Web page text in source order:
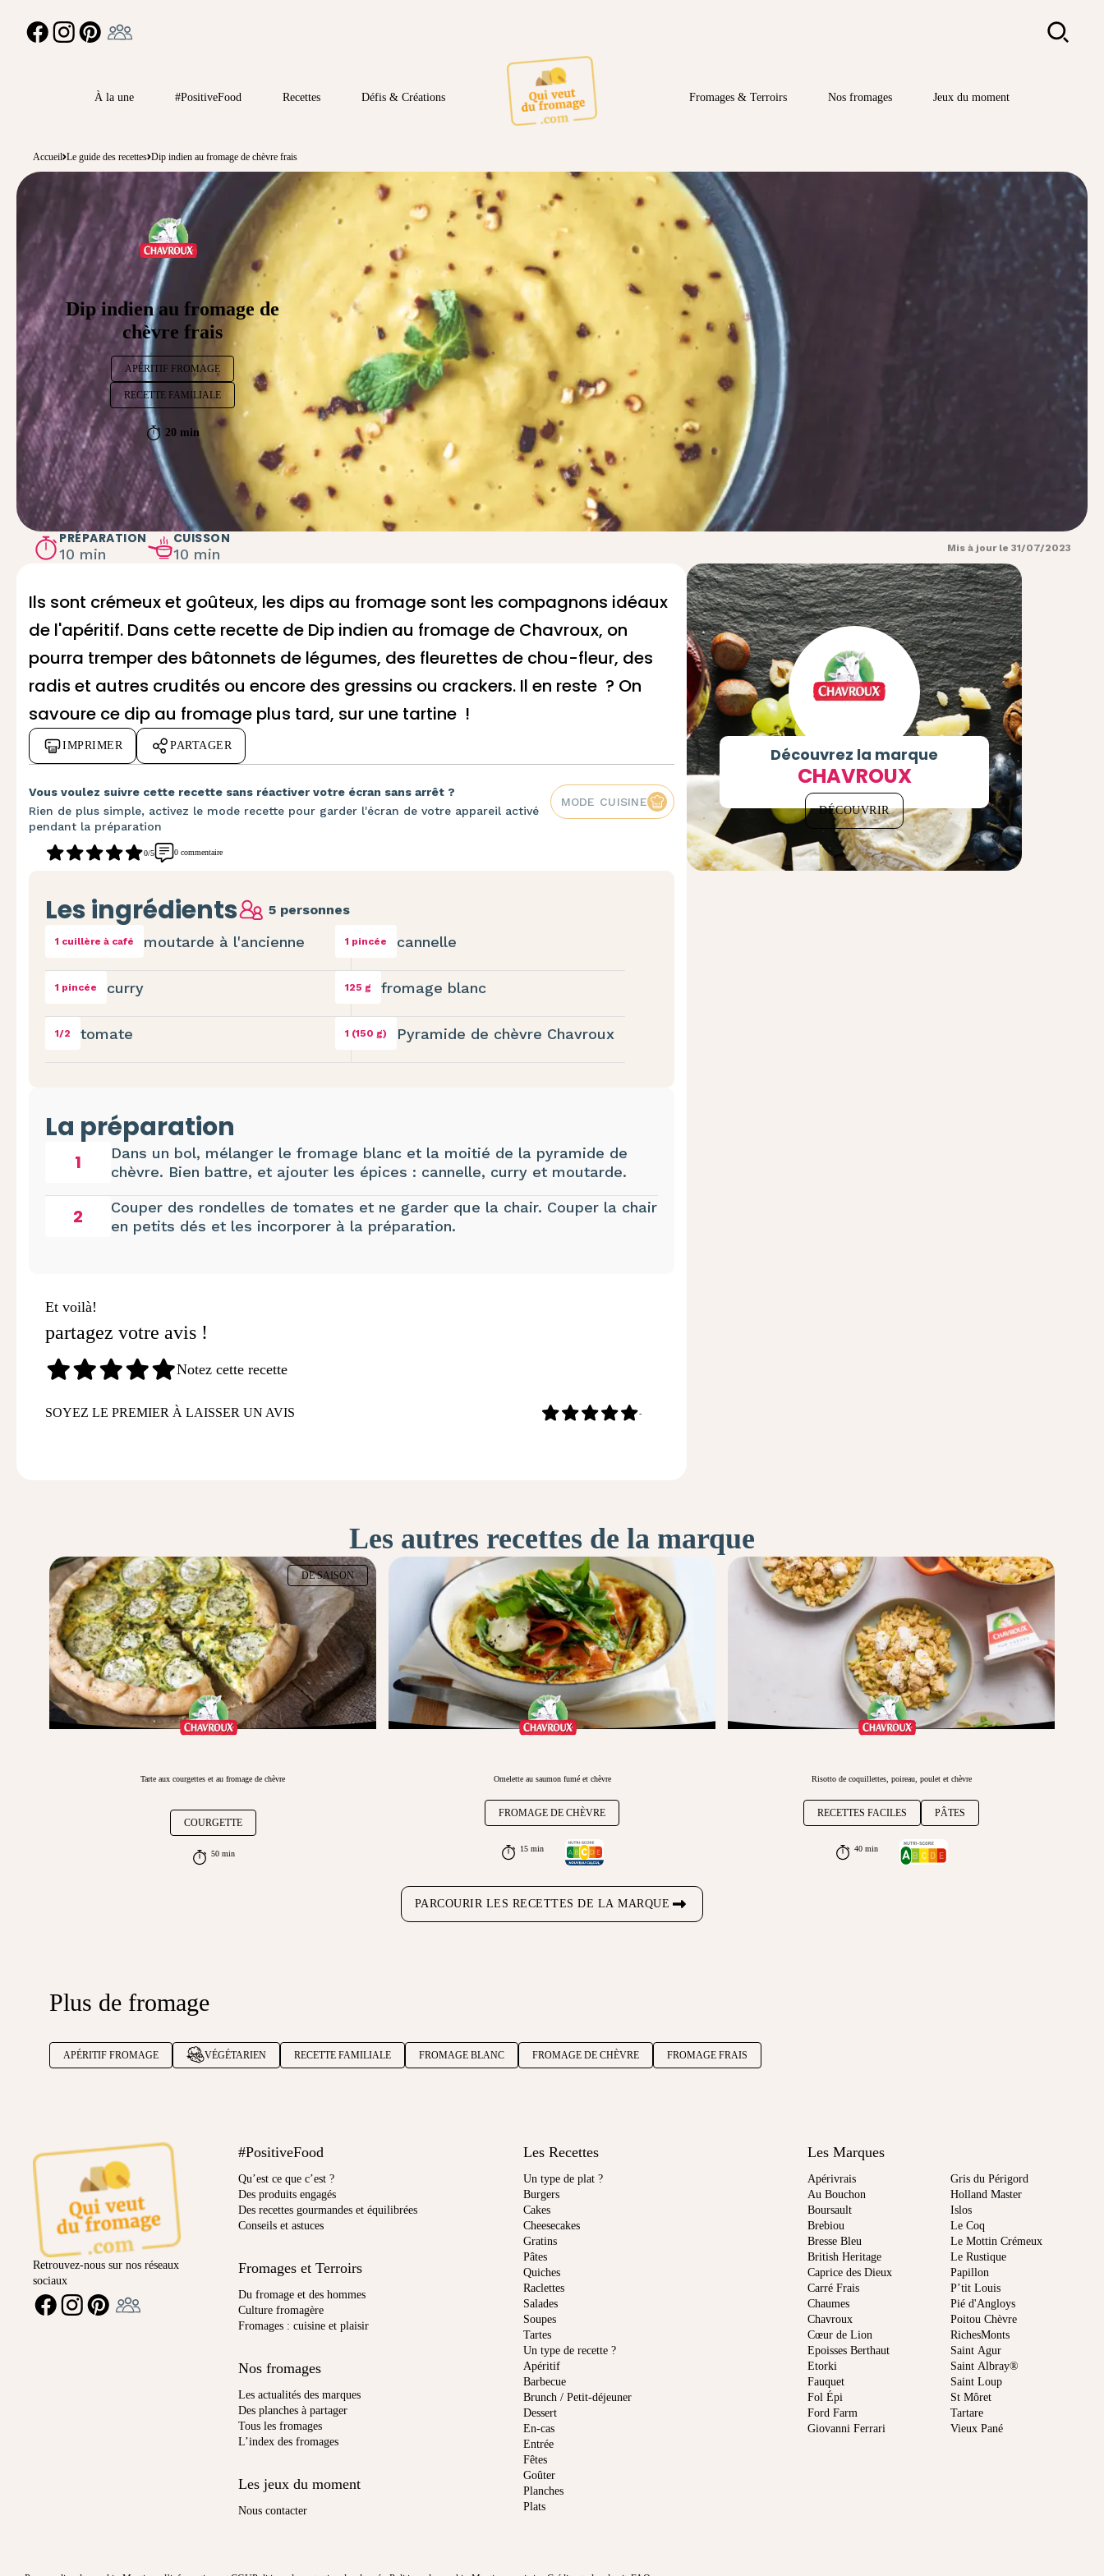
FACEBOOKINSTAGRAMPINTEREST Rechercher
À la une #PositiveFood Recettes Défis & Créations Fromages & Terroirs Nos fromages Jeux du moment
Accueil Le guide des recettes Dip indien au fromage de chèvre frais
Dip indien au fromage de
chèvre frais
APÉRITIF FROMAGE
RECETTE FAMILIALE
20 min
PRÉPARATION
10 min
CUISSON
10 min Mis à jour le 31/07/2023
Ils sont crémeux et goûteux, les dips au fromage sont les compagnons idéaux
de l'apéritif. Dans cette recette de Dip indien au fromage de Chavroux, on
pourra tremper des bâtonnets de légumes, des fleurettes de chou-fleur, des
radis et autres crudités ou encore des gressins ou crackers. Il en reste ? On
savoure ce dip au fromage plus tard, sur une tartine !
IMPRIMER PARTAGER
Vous voulez suivre cette recette sans réactiver votre écran sans arrêt ?
Rien de plus simple, activez le mode recette pour garder l'écran de votre appareil activé
pendant la préparation
MODE CUISINE
0/5 0 commentaire
Les ingrédients 5 personnes
1 cuillère à café moutarde à l'ancienne
1 pincée curry
1/2 tomate
1 pincée cannelle
125 g fromage blanc
1 (150 g) Pyramide de chèvre Chavroux
La préparation
1
Dans un bol, mélanger le fromage blanc et la moitié de la pyramide de
chèvre. Bien battre, et ajouter les épices : cannelle, curry et moutarde.
2
Couper des rondelles de tomates et ne garder que la chair. Couper la chair
en petits dés et les incorporer à la préparation.
Et voilà!
partagez votre avis !
Notez cette recette
SOYEZ LE PREMIER À LAISSER UN AVIS -
Découvrez la marque
CHAVROUX
DÉCOUVRIR
Les autres recettes de la marque
DE SAISON
Tarte aux courgettes et au fromage de chèvre
COURGETTE
50 min
Omelette au saumon fumé et chèvre
FROMAGE DE CHÈVRE
15 min
Risotto de coquillettes, poireau, poulet et chèvre
RECETTES FACILES PÂTES
40 min
PARCOURIR LES RECETTES DE LA MARQUE
Plus de fromage
APÉRITIF FROMAGE VÉGÉTARIEN RECETTE FAMILIALE FROMAGE BLANC FROMAGE DE CHÈVRE FROMAGE FRAIS
Retrouvez-nous sur nos réseaux
sociaux
FACEBOOKINSTAGRAMPINTEREST
#PositiveFood
Qu’est ce que c’est ?
Des produits engagés
Des recettes gourmandes et équilibrées
Conseils et astuces
Fromages et Terroirs
Du fromage et des hommes
Culture fromagère
Fromages : cuisine et plaisir
Nos fromages
Les actualités des marques
Des planches à partager
Tous les fromages
L’index des fromages
Les jeux du moment
Nous contacter
Les Recettes
Un type de plat ?
Burgers
Cakes
Cheesecakes
Gratins
Pâtes
Quiches
Raclettes
Salades
Soupes
Tartes
Un type de recette ?
Apéritif
Barbecue
Brunch / Petit-déjeuner
Dessert
En-cas
Entrée
Fêtes
Goûter
Planches
Plats
Les Marques
Apérivrais
Au Bouchon
Boursault
Brebiou
Bresse Bleu
British Heritage
Caprice des Dieux
Carré Frais
Chaumes
Chavroux
Cœur de Lion
Epoisses Berthaut
Etorki
Fauquet
Fol Épi
Ford Farm
Giovanni Ferrari
Gris du Périgord
Holland Master
Islos
Le Coq
Le Mottin Crémeux
Le Rustique
Papillon
P’tit Louis
Pié d'Angloys
Poitou Chèvre
RichesMonts
Saint Agur
Saint Albray®
Saint Loup
St Môret
Tartare
Vieux Pané